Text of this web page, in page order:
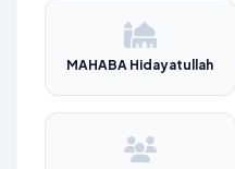
MAHABA Hidayatullah